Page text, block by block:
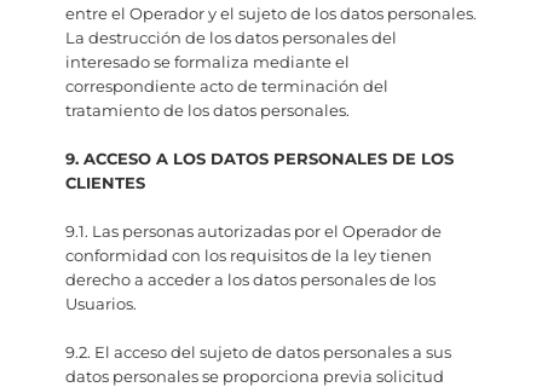
entre el Operador y el sujeto de los datos personales.
La destrucción de los datos personales del
interesado se formaliza mediante el
correspondiente acto de terminación del
tratamiento de los datos personales.
9. ACCESO A LOS DATOS PERSONALES DE LOS
CLIENTES
9.1. Las personas autorizadas por el Operador de
conformidad con los requisitos de la ley tienen
derecho a acceder a los datos personales de los
Usuarios.
9.2. El acceso del sujeto de datos personales a sus
datos personales se proporciona previa solicitud